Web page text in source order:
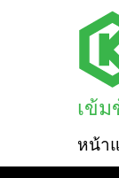
เข้ม
หน้า